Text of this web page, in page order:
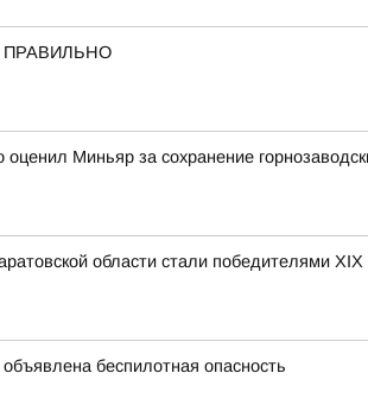
ПРАВИЛЬНО
оценил Миньяр за сохранение
области стали победителями
беспилотная опасность